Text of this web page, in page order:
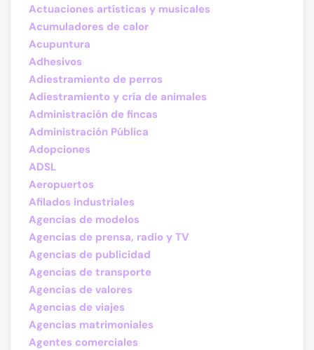
Actuaciones artísticas y musicales
Acumuladores de calor
Acupuntura
Adhesivos
Adiestramiento de perros
Adiestramiento y cría de animales
Administración de fincas
Administración Pública
Adopciones
ADSL
Aeropuertos
Afilados industriales
Agencias de modelos
Agencias de prensa, radio y TV
Agencias de publicidad
Agencias de transporte
Agencias de valores
Agencias de viajes
Agencias matrimoniales
Agentes comerciales